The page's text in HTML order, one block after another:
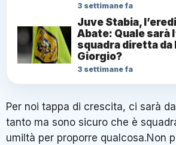
3 settimane fa
Juve Stabia,
Abate: Quale sarà
squadra diretta da
Giorgio?
3 settimane fa
Per noi tappa di crescita, ci sarà
tanto ma sono sicuro che è
umiltà per proporre qualcosa.Non